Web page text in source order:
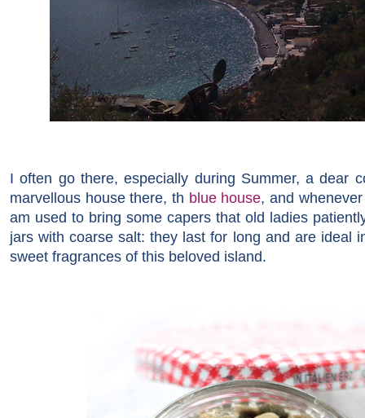
I often go there, especially during Summer, a dear
marvellous house there, th blue house, and
am used to bring some capers that old ladies
jars with coarse salt: they last for long and are ideal
sweet fragrances of this beloved island.